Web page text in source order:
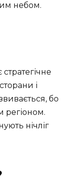
небом.
і
бо
регіоном.
нічліг